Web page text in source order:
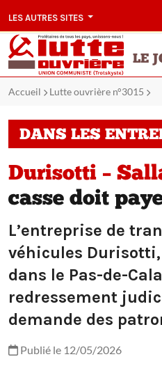
LES AUTRES SITES
LE
Accueil Lutte ouvrière n°3015
DANS LES
Durisotti –
casse doit
L’entreprise de
véhicules
dans le Pas-de-
redressement
demande des
Publié le 12/05/2026